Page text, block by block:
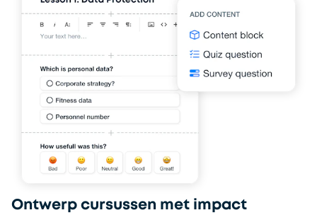
Ontwerp cursussen met impact